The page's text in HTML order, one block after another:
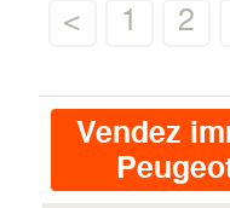
< 1 2
Vendez